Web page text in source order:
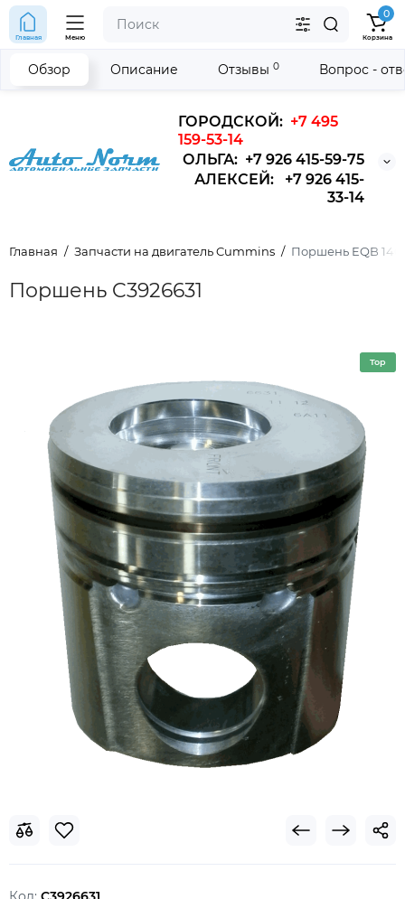
ГОРОДСКОЙ: +7 495
159-53-14
ОЛЬГА: +7 926 415-59-75
АЛЕКСЕЙ: +7 926 415-
33-14
Главная Меню
0
Корзина
Главная Запчасти на двигатель Cummins Поршень EQB 140-
Поршень C3926631
Обзор Описание Отзывы 0 Вопрос -
Top